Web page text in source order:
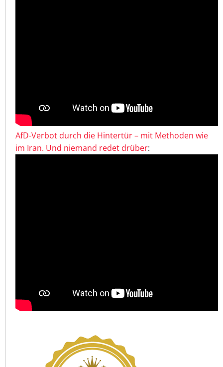
AfD-Verbot durch die Hintertür – mit Methoden wie
im Iran. Und niemand redet drüber: